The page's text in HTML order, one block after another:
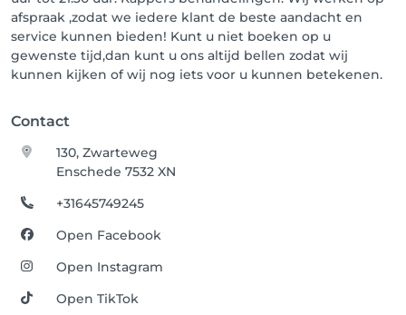
afspraak ,zodat we iedere klant de beste aandacht en
service kunnen bieden! Kunt u niet boeken op u
gewenste tijd,dan kunt u ons altijd bellen zodat wij
kunnen kijken of wij nog iets voor u kunnen betekenen.
Contact
130, Zwarteweg
Enschede 7532 XN
+31645749245
Open Facebook
Open Instagram
Open TikTok